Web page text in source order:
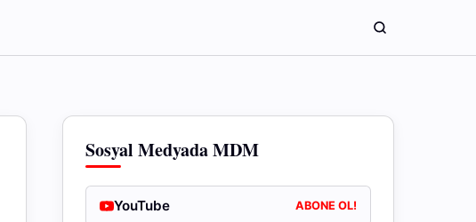
Sosyal Medyada MDM
YouTube ABONE OL!